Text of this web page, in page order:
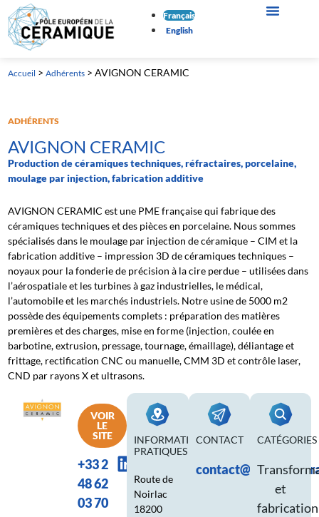
Français
English
Accueil >Adhérents >AVIGNON CERAMIC
ADHÉRENTS
AVIGNON CERAMIC
Production de céramiques techniques, réfractaires, porcelaine,
moulage par injection, fabrication additive
AVIGNON CERAMIC est une PME française qui fabrique des
céramiques techniques et des pièces en porcelaine. Nous sommes
spécialisés dans le moulage par injection de céramique – CIM et la
fabrication additive – impression 3D de céramiques techniques –
noyaux pour la fonderie de précision à la cire perdue – utilisées dans
l’aérospatiale et les turbines à gaz industrielles, le médical,
l’automobile et les marchés industriels. Notre usine de 5000 m2
possède des équipements complets : préparation des matières
premières et des charges, mise en forme (injection, coulée en
barbotine, extrusion, pressage, tournage, émaillage), déliantage et
frittage, rectification CNC ou manuelle, CMM 3D et contrôle laser,
CND par rayons X et ultrasons.
VOIR
LE
SITE
+33 2
48 62
03 70
INFORMATIONS
PRATIQUES
Route de
Noirlac
18200
CONTACT CATÉGORIES
et
fabrication